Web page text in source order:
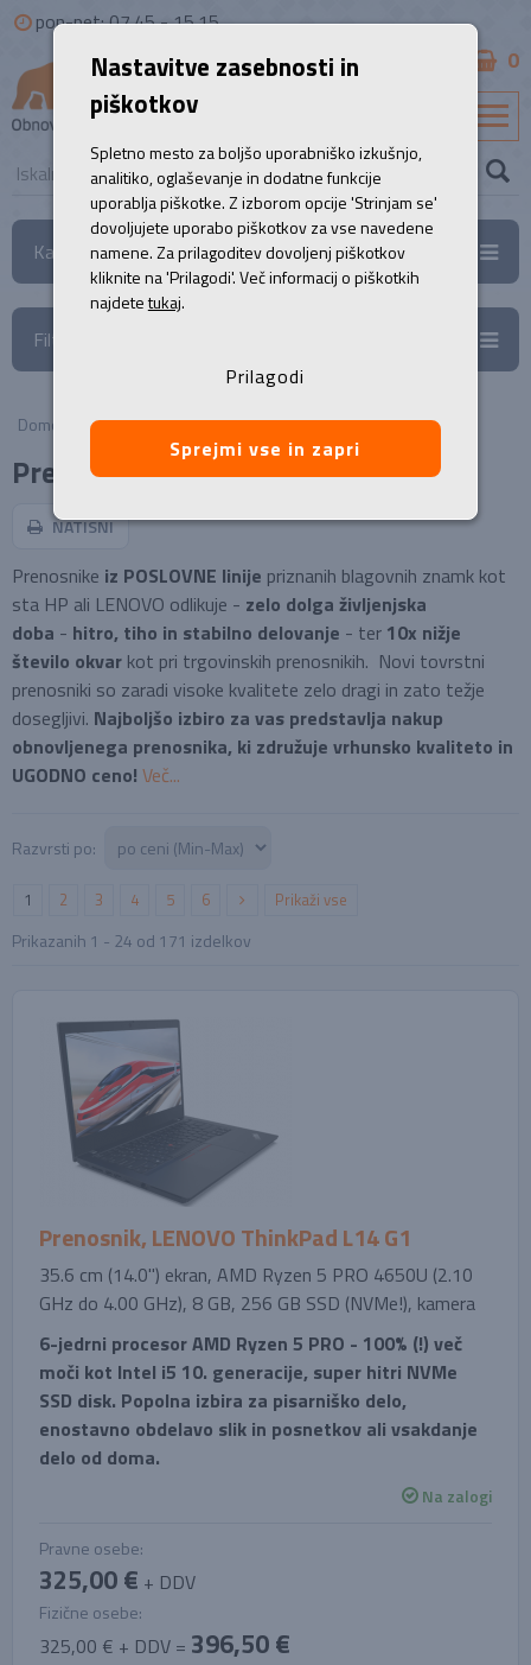
pon-pet: 07.45 - 15.15
0
Kategorije
Filtri
Domov / Prenosni računalniki
Prenosniki
NATISNI
Prenosnike iz POSLOVNE linije priznanih blagovnih znamk kot
sta HP ali LENOVO odlikuje - zelo dolga življenjska
doba - hitro, tiho in stabilno delovanje - ter 10x nižje
število okvar kot pri trgovinskih prenosnikih. Novi tovrstni
prenosniki so zaradi visoke kvalitete zelo dragi in zato težje
dosegljivi. Najboljšo izbiro za vas predstavlja nakup
obnovljenega prenosnika, ki združuje vrhunsko kvaliteto in
UGODNO ceno! Več...
Razvrsti po:
1 2 3 4 5 6 Prikaži vse
Prikazanih 1 - 24 od 171 izdelkov
Prenosnik, LENOVO ThinkPad L14 G1
35.6 cm (14.0'') ekran, AMD Ryzen 5 PRO 4650U (2.10
GHz do 4.00 GHz), 8 GB, 256 GB SSD (NVMe!), kamera
6-jedrni procesor AMD Ryzen 5 PRO - 100% (!) več
moči kot Intel i5 10. generacije, super hitri NVMe
SSD disk. Popolna izbira za pisarniško delo,
enostavno obdelavo slik in posnetkov ali vsakdanje
delo od doma.
Na zalogi
Pravne osebe:
325,00 € + DDV
Fizične osebe:
325,00 € + DDV = 396,50 €
Nastavitve zasebnosti in
piškotkov
Spletno mesto za boljšo uporabniško izkušnjo,
analitiko, oglaševanje in dodatne funkcije
uporablja piškotke. Z izborom opcije 'Strinjam se'
dovoljujete uporabo piškotkov za vse navedene
namene. Za prilagoditev dovoljenj piškotkov
kliknite na 'Prilagodi'. Več informacij o piškotkih
najdetetukaj.
Prilagodi
Sprejmi vse in zapri